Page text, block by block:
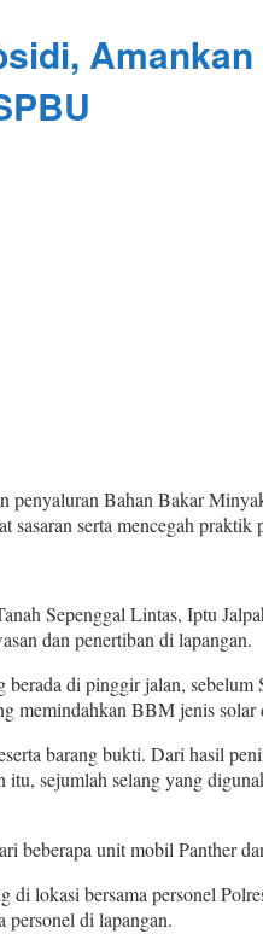
Bahan Bakar
serta mencegah praktik
Sepenggal Lintas, Iptu
dan penertiban di lapangan.
di pinggir jalan,
memindahkan BBM jenis
barang bukti. Dari hasil
sejumlah selang yang
unit mobil Panther
lokasi bersama personel
personel di lapangan.